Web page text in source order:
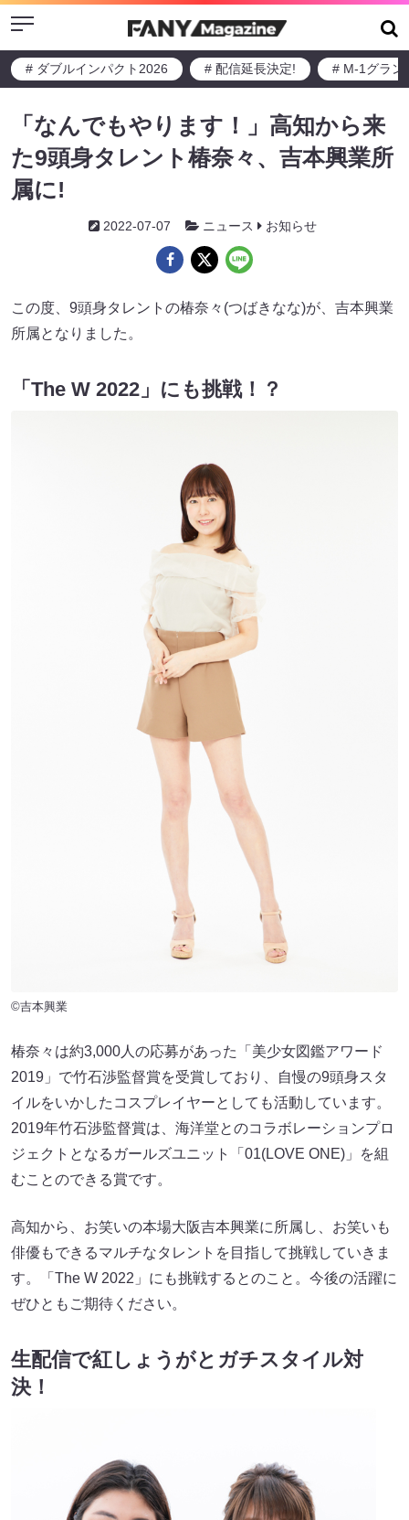
Menu
# ダブルインパクト2026 # 配信延長決定! # M-1グラン
「なんでもやります！」高知から来
た9頭身タレント椿奈々、吉本興業所
属に!
2022-07-07 ニュース お知らせ
この度、9頭身タレントの椿奈々(つばきなな)が、吉本興業
所属となりました。
「The W 2022」にも挑戦！？
©吉本興業
椿奈々は約3,000人の応募があった「美少女図鑑アワード
2019」で竹石渉監督賞を受賞しており、自慢の9頭身スタ
イルをいかしたコスプレイヤーとしても活動しています。
2019年竹石渉監督賞は、海洋堂とのコラボレーションプロ
ジェクトとなるガールズユニット「01(LOVE ONE)」を組
むことのできる賞です。
高知から、お笑いの本場大阪吉本興業に所属し、お笑いも
俳優もできるマルチなタレントを目指して挑戦していきま
す。「The W 2022」にも挑戦するとのこと。今後の活躍に
ぜひともご期待ください。
生配信で紅しょうがとガチスタイル対
決！